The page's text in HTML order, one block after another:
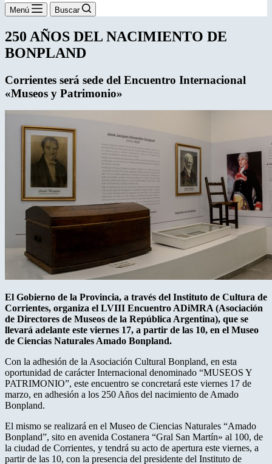
Menú Buscar
250 AÑOS DEL NACIMIENTO DE
BONPLAND
Corrientes será sede del Encuentro Internacional
«Museos y Patrimonio»
El Gobierno de la Provincia, a través del Instituto de Cultura de
Corrientes, organiza el LVIII Encuentro ADiMRA (Asociación
de Directores de Museos de la República Argentina), que se
llevará adelante este viernes 17, a partir de las 10, en el Museo
de Ciencias Naturales Amado Bonpland.
Con la adhesión de la Asociación Cultural Bonpland, en esta
oportunidad de carácter Internacional denominado “MUSEOS Y
PATRIMONIO”, este encuentro se concretará este viernes 17 de
marzo, en adhesión a los 250 Años del nacimiento de Amado
Bonpland.
El mismo se realizará en el Museo de Ciencias Naturales “Amado
Bonpland”, sito en avenida Costanera “Gral San Martín» al 100, de
la ciudad de Corrientes, y tendrá su acto de apertura este viernes, a
partir de las 10, con la presencia del presidente del Instituto de